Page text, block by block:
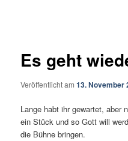
Es geht
Veröffentlicht am13. November
Lange habt ihr gewartet, aber
ein Stück und so Gott will
die Bühne bringen.